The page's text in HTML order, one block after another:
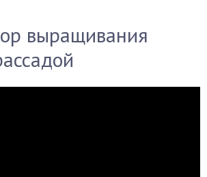
выращивания